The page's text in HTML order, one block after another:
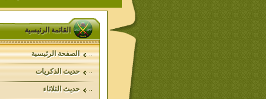
القائمة الرئيسية
الصفحة الرئيسية
حديث الذكريات
حديث الثلاثاء